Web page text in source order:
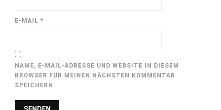
E-MAIL *
NAME, E-MAIL-ADRESSE UND WEBSITE IN DIESEM
BROWSER FÜR MEINEN NÄCHSTEN KOMMENTAR
SPEICHERN.